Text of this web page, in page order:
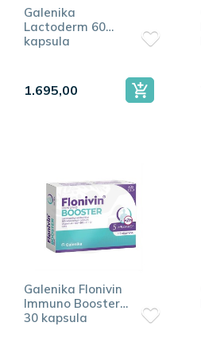
Galenika
Lactoderm 60
kapsula
1.695,00
Galenika Flonivin
Immuno Booster
30 kapsula